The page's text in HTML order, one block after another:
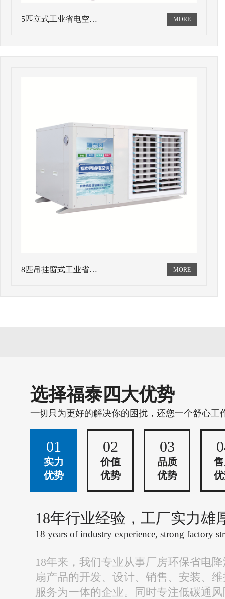
5匹立式工业省电空…
8匹吊挂窗式工业省…
选择福泰四大优势
一切只为更好的解决你的困扰，还您一个舒心工
01
实力
优势
02
价值
优势
03
品质
优势
18年行业经验，工厂实力雄
18 years of industry experience, strong factory
18年来，我们专业从事厂房环保省电
扇产品的开发、设计、销售、安装、
服务为一体的企业。同时专注低碳通